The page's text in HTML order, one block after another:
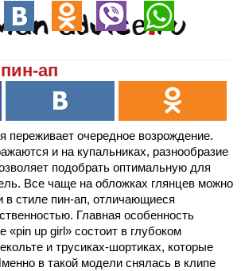
ап
переживает очередное возрождение.
и на купальниках, разнообразие
подобрать оптимальную для
Все чаще на обложках глянцев можно
в стиле пин-ап, отличающиеся
Главная особенность
«pin up girl» состоит в глубоком
и трусиках-шортиках, которые
в такой модели снялась в клипе